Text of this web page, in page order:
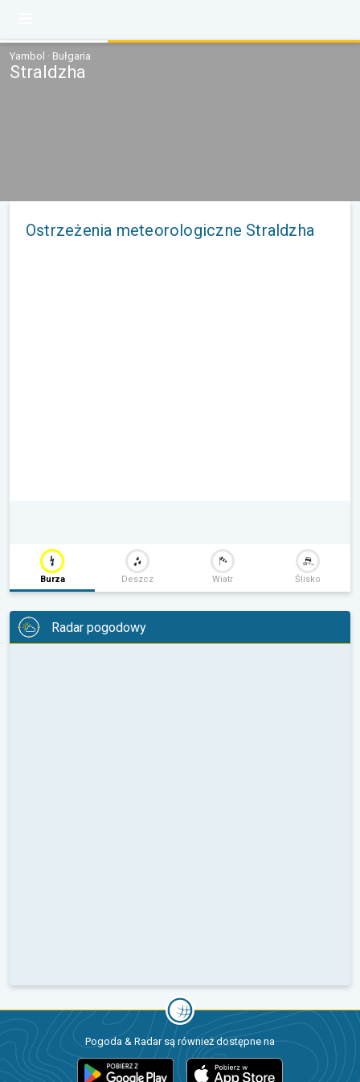
Yambol · Bułgaria
Straldzha
Ostrzeżenia meteorologiczne Straldzha
Burza Deszcz Wiatr Ślisko
Radar pogodowy
Pogoda & Radar są również dostępne na